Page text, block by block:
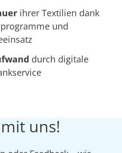
ihrer Textilien dank
und
durch digitale
uns!